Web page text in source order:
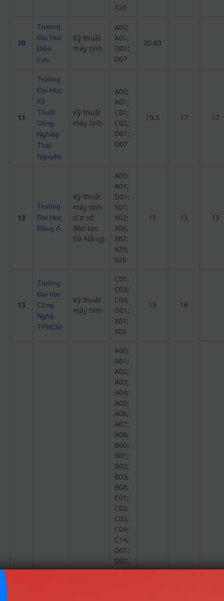
X26
10
Trường
Đại Học
Điện
Lực
Kỹ thuật
máy tính
A00;
A01;
D01;
D07
20.83
11
Trường
Đại Học
Kỹ
Thuật
Công
Nghiệp
Thái
Nguyên
Kỹ thuật
máy tính
A00;
A01;
C01;
C02;
D01;
D07
19.5 17 17
12
Trường
Đại Học
Đông Á
Kỹ thuật
máy tính
(Cơ sở
đào tạo
Đà Nẵng)
A00;
A01;
D01;
X01;
X02;
X06;
X07;
X25;
X26
15 15 15
13
Trường
Đại học
Công
Nghệ
TPHCM
Kỹ thuật
máy tính
C01;
C03;
C04;
D01;
X01;
X02
15 16
A00;
A01;
A02;
A03;
A04;
A05;
A06;
A07;
A08;
B00;
B01;
B02;
B03;
B08;
C01;
C02;
C03;
C04;
C14;
D01;
D02;
D03;